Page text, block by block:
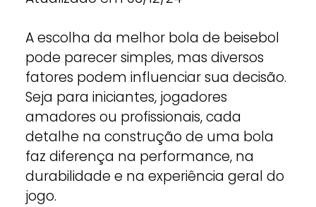
A escolha da melhor bola de beisebol
pode parecer simples, mas diversos
fatores podem influenciar sua decisão.
Seja para iniciantes, jogadores
amadores ou profissionais, cada
detalhe na construção de uma bola
faz diferença na performance, na
durabilidade e na experiência geral do
jogo.